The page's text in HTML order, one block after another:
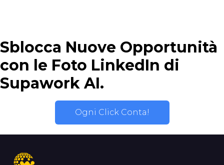
Sblocca Nuove Opportunità
con le Foto LinkedIn di
Supawork AI.
Ogni Click Conta!